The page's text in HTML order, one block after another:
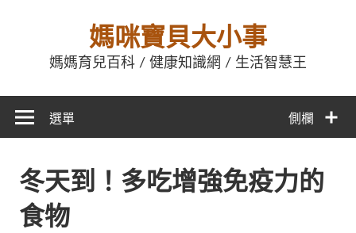
媽咪寶貝大小事
媽媽育兒百科 / 健康知識網 / 生活智慧王
側欄
選單
冬天到！多吃增強免疫力的
食物